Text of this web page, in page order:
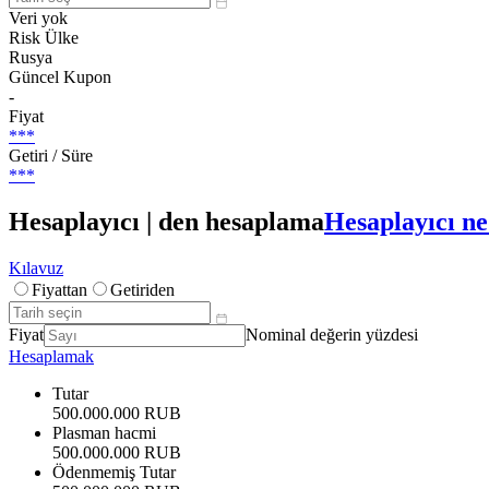
Veri yok
Risk Ülke
Rusya
Güncel Kupon
-
Fiyat
***
Getiri / Süre
***
Hesaplayıcı | den hesaplamaHesaplayıcı
Kılavuz
Fiyattan
Getiriden
Fiyat
Nominal değerin yüzdesi
Hesaplamak
Tutar
500.000.000 RUB
Plasman hacmi
500.000.000 RUB
Ödenmemiş Tutar